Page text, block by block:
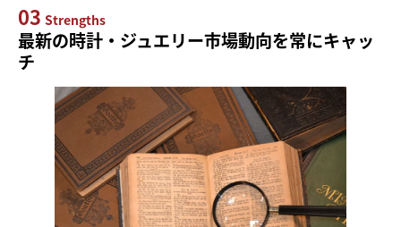
03 Strengths
最新の時計・ジュエリー市場動向を常にキャッ
チ